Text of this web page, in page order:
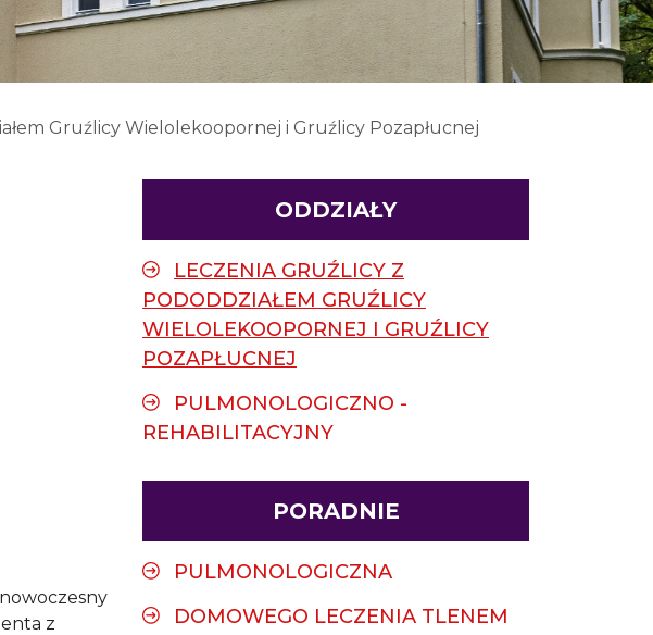
Gruźlicy Wielolekoopornej i Gruźlicy Pozapłucnej
z
ODDZIAŁY
LECZENIA GRUŹLICY Z
PODODDZIAŁEM GRUŹLICY
WIELOLEKOOPORNEJ I GRUŹLICY
POZAPŁUCNEJ
PULMONOLOGICZNO -
REHABILITACYJNY
PORADNIE
PULMONOLOGICZNA
DOMOWEGO LECZENIA TLENEM